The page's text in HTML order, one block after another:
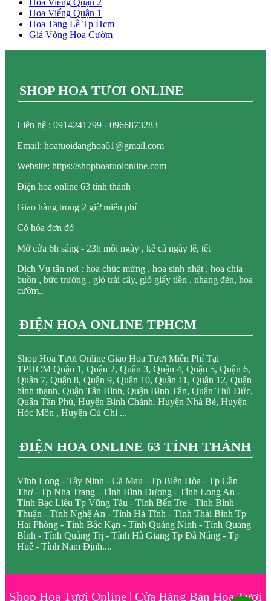
Hoa Viếng Quận 2
Hoa Viếng Quận 1
Hoa Tang Lễ Tp Hcm
Giá Vòng Hoa Cườm
SHOP HOA TƯƠI ONLINE
Liên hệ : 0914241799 - 0966873283
Email: hoatuoidanghoa61@gmail.com
Website: https://shophoatuoionline.com
Điện hoa online 63 tỉnh thành
Giao hàng trong 2 giờ miễn phí
Có hóa đơn đỏ
Mở cửa 6h sáng - 23h mỗi ngày , kể cả ngày lễ, tết
Dịch Vụ tận nơi : hoa chúc mừng , hoa sinh nhật , hoa chia
buồn , bức trướng , giỏ trái cây, giỏ giấy tiền , nhang đèn, hoa
cườm..
ĐIỆN HOA ONLINE TPHCM
Shop Hoa Tươi Online Giao Hoa Tươi Miễn Phí Tại
TPHCM Quận 1, Quận 2, Quận 3, Quận 4, Quận 5, Quận 6,
Quận 7, Quận 8, Quận 9, Quận 10, Quận 11, Quận 12, Quận
bình thạnh, Quận Tân Bình, Quận Bình Tân, Quận Thủ Đức,
Quận Tân Phú, Huyện Bình Chánh. Huyện Nhà Bè, Huyện
Hóc Môn , Huyện Củ Chi ...
ĐIỆN HOA ONLINE 63 TỈNH THÀNH
Vĩnh Long - Tây Ninh - Cà Mau - Tp Biên Hòa - Tp Cần
Thơ - Tp Nha Trang - Tỉnh Bình Dương - Tỉnh Long An -
Tỉnh Bạc Liêu Tp Vũng Tàu - Tỉnh Bến Tre - Tỉnh Bình
Thuận - Tỉnh Nghệ An - Tỉnh Hà Tĩnh - Tỉnh Thái Bình Tp
Hải Phòng - Tỉnh Bắc Kạn - Tỉnh Quảng Ninh - Tỉnh Quảng
Bình - Tỉnh Quảng Trị - Tỉnh Hà Giang Tp Đà Nẵng - Tp
Huế - Tỉnh Nam Định....
Shop Hoa Tươi Online | Cửa Hàng Bán Hoa Tươi